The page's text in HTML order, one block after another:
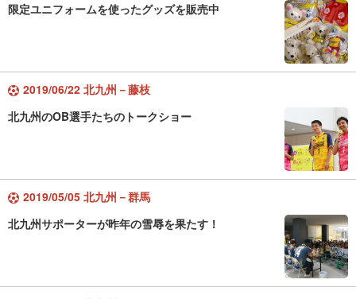
限定ユニフォームを使ったグッズを販売中
2019/06/22 北九州－藤枝
北九州のOB選手たちのトークショー
2019/05/05 北九州－群馬
北九州サポーターが昨年の雪辱を果たす！